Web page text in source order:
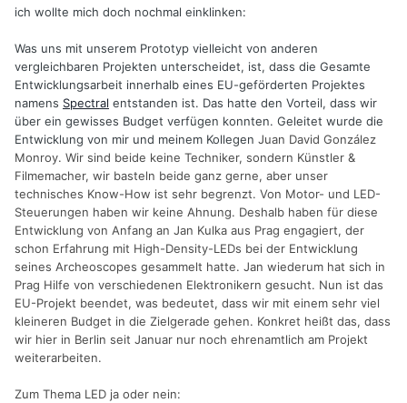
ich wollte mich doch nochmal einklinken:
Was uns mit unserem Prototyp vielleicht von anderen
vergleichbaren Projekten unterscheidet, ist, dass die Gesamte
Entwicklungsarbeit innerhalb eines EU-geförderten Projektes
namens Spectral entstanden ist. Das hatte den Vorteil, dass wir
über ein gewisses Budget verfügen konnten. Geleitet wurde die
Entwicklung von mir und meinem Kollegen Juan David González
Monroy. Wir sind beide keine Techniker, sondern Künstler &
Filmemacher, wir basteln beide ganz gerne, aber unser
technisches Know-How ist sehr begrenzt. Von Motor- und LED-
Steuerungen haben wir keine Ahnung. Deshalb haben für diese
Entwicklung von Anfang an Jan Kulka aus Prag engagiert, der
schon Erfahrung mit High-Density-LEDs bei der Entwicklung
seines Archeoscopes gesammelt hatte. Jan wiederum hat sich in
Prag Hilfe von verschiedenen Elektronikern gesucht. Nun ist das
EU-Projekt beendet, was bedeutet, dass wir mit einem sehr viel
kleineren Budget in die Zielgerade gehen. Konkret heißt das, dass
wir hier in Berlin seit Januar nur noch ehrenamtlich am Projekt
weiterarbeiten.
Zum Thema LED ja oder nein: